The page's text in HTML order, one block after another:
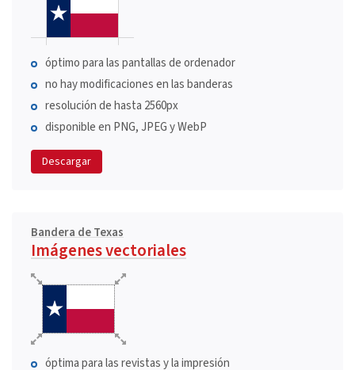
óptimo para las pantallas de ordenador
no hay modificaciones en las banderas
resolución de hasta 2560px
disponible en PNG, JPEG y WebP
Descargar
Bandera de Texas
Imágenes vectoriales
óptima para las revistas y la impresión